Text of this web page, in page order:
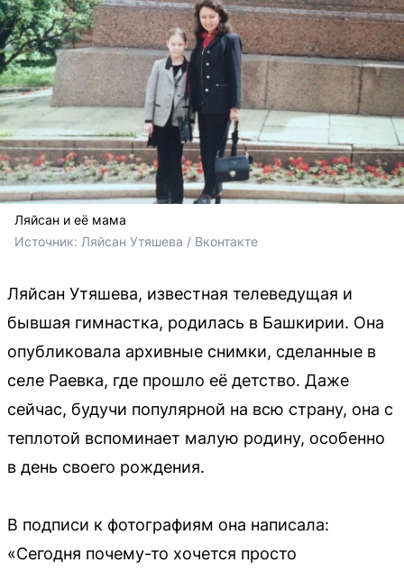
Ляйсан и её мама
Источник: Ляйсан Утяшева / Вконтакте
Ляйсан Утяшева, известная телеведущая и
бывшая гимнастка, родилась в Башкирии. Она
опубликовала архивные снимки, сделанные в
селе Раевка, где прошло её детство. Даже
сейчас, будучи популярной на всю страну, она с
теплотой вспоминает малую родину, особенно
в день своего рождения.
В подписи к фотографиям она написала:
«Сегодня почему-то хочется просто